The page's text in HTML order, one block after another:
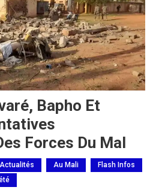
Bapho Et
Forces Du Mal
Actualités Au Mali
Flash Infos